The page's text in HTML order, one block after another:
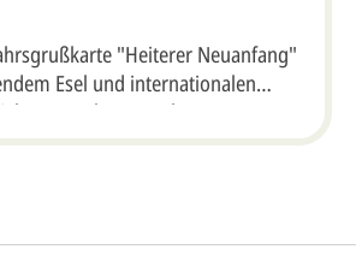
"Heiterer Neuanfang"
Esel und internationalen
DIN lang